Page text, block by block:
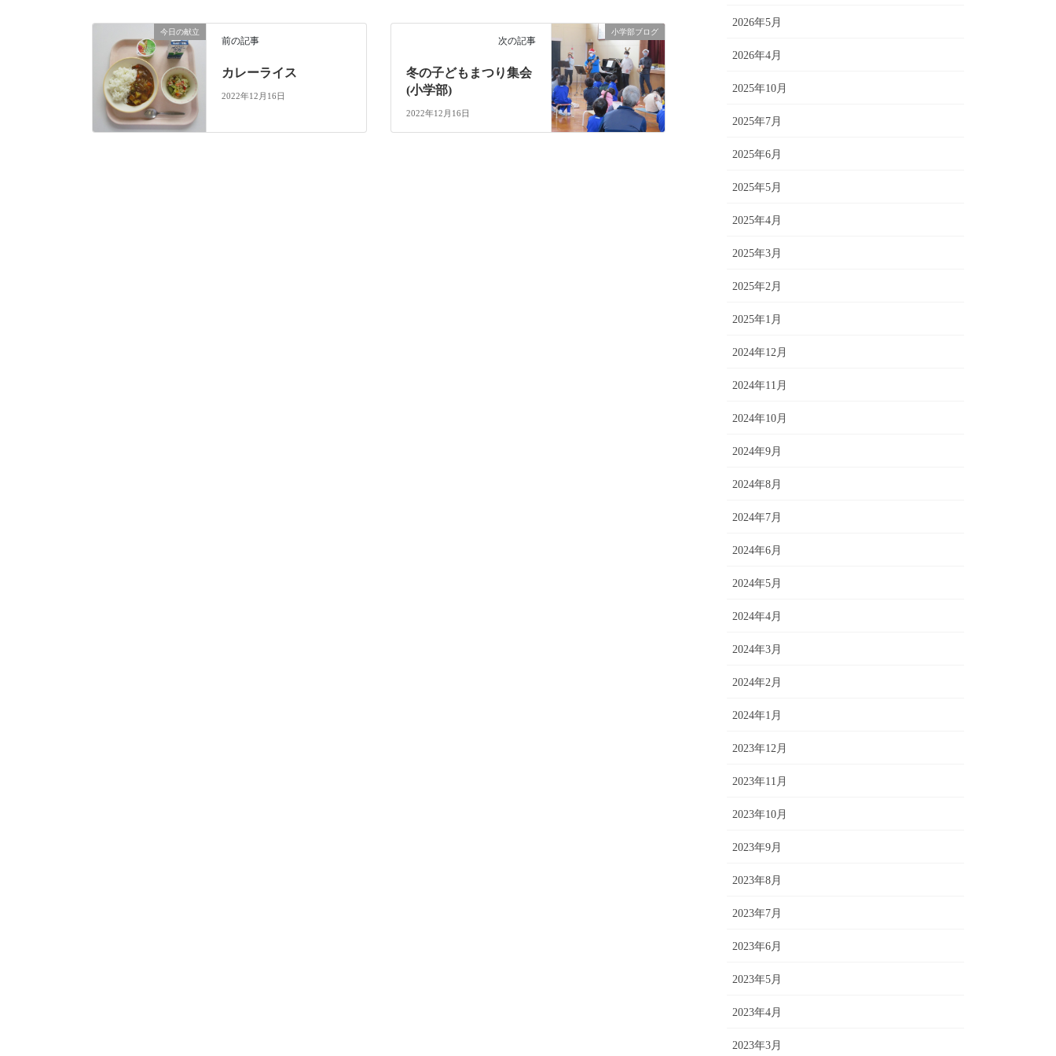
今日の献立
前の記事
カレーライス
2022年12月16日
小学部ブログ
次の記事
冬の子どもまつり集会
(小学部)
2022年12月16日
2026年5月
2026年4月
2025年10月
2025年7月
2025年6月
2025年5月
2025年4月
2025年3月
2025年2月
2025年1月
2024年12月
2024年11月
2024年10月
2024年9月
2024年8月
2024年7月
2024年6月
2024年5月
2024年4月
2024年3月
2024年2月
2024年1月
2023年12月
2023年11月
2023年10月
2023年9月
2023年8月
2023年7月
2023年6月
2023年5月
2023年4月
2023年3月